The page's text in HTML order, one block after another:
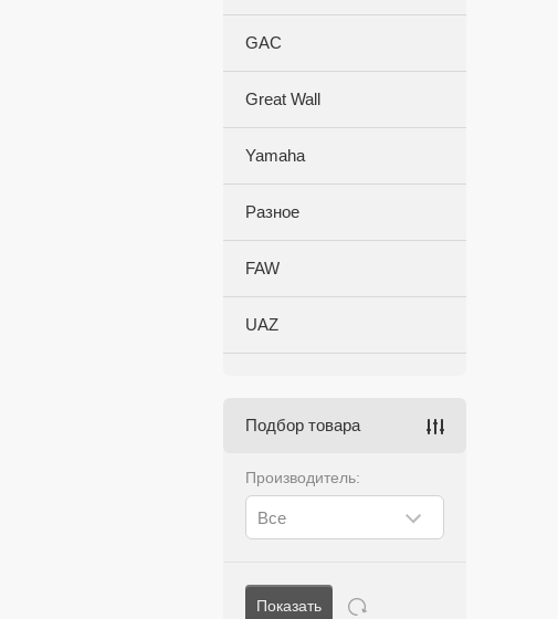
GAC
Great Wall
Yamaha
Разное
FAW
UAZ
Подбор товара
Производитель:
Все
Показать